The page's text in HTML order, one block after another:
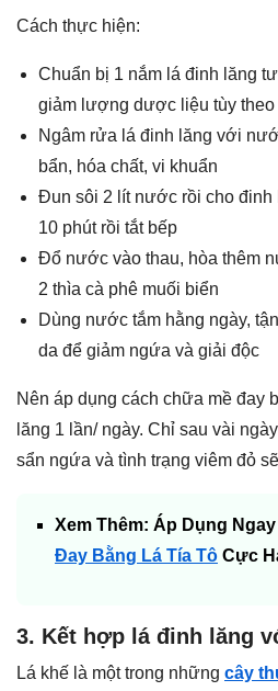
Cách thực hiện:
Chuẩn bị 1 nắm lá đinh lăng
giảm lượng dược liệu tùy
Ngâm rửa lá đinh lăng với
bẩn, hóa chất, vi khuẩn
Đun sôi 2 lít nước rồi cho đinh
10 phút rồi tắt bếp
Đổ nước vào thau, hòa thêm
2 thìa cà phê muối biển
Dùng nước tắm hằng ngày,
da để giảm ngứa và giải độc
Nên áp dụng cách chữa mề đay
lăng 1 lần/ ngày. Chỉ sau vài
sẩn ngứa và tình trạng viêm đỏ
Xem Thêm: Áp Dụng Ngay
Đay Bằng Lá Tía Tô Cực
3. Kết hợp lá đinh lăng
Lá khế là một trong những cây